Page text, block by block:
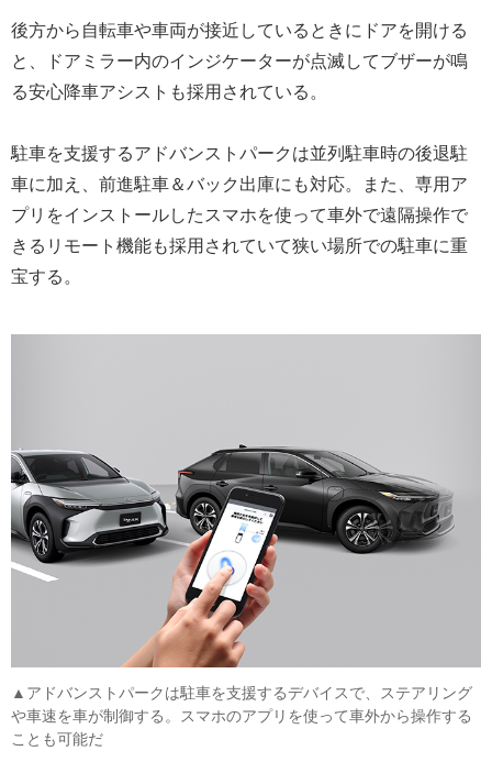
後方から自転車や車両が接近しているときにドアを開ける
と、ドアミラー内のインジケーターが点滅してブザーが鳴
る安心降車アシストも採用されている。
駐車を支援するアドバンストパークは並列駐車時の後退駐
車に加え、前進駐車＆バック出庫にも対応。また、専用ア
プリをインストールしたスマホを使って車外で遠隔操作で
きるリモート機能も採用されていて狭い場所での駐車に重
宝する。
▲アドバンストパークは駐車を支援するデバイスで、ステアリング
や車速を車が制御する。スマホのアプリを使って車外から操作する
ことも可能だ